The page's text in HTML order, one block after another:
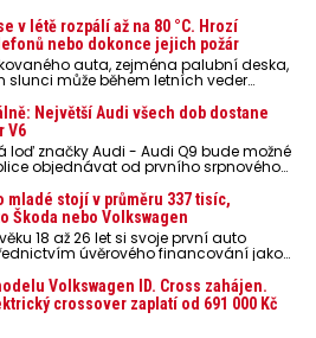
v létě rozpálí až na 80 °C. Hrozí
nebo dokonce jejich požár
auta, zejména palubní deska,
slunci může během letních veder
odložené mobilní telefony, powerbanky
Můžou urychlit stárnutí baterií,
a ve výjimečných případech i
Největší Audi všech dob dostane
V6
loď značky Audi - Audi Q9 bude možné
objednávat od prvního srpnového
mladé stojí v průměru 337 tisíc,
Škoda nebo Volkswagen
18 až 26 let si svoje první auto
úvěrového financování jako
pořizovací cena vozu dosahuje 337
financovaná částka
tisíc korun. Vyplývá to z dat Leasingu
Volkswagen ID. Cross zahájen.
crossover zaplatí od 691 000 Kč